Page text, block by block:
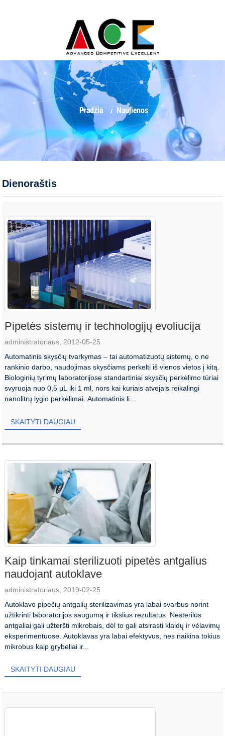
Pradžia Naujienos
Dienoraštis
Pipetės sistemų ir technologijų evoliucija
administratoriaus, 2012-05-25
Automatinis skysčių tvarkymas – tai automatizuotų sistemų, o ne
rankinio darbo, naudojimas skysčiams perkelti iš vienos vietos į kitą.
Biologinių tyrimų laboratorijose standartiniai skysčių perkėlimo tūriai
svyruoja nuo 0,5 μL iki 1 ml, nors kai kuriais atvejais reikalingi
nanolitrų lygio perkėlimai. Automatinis li...
SKAITYTI DAUGIAU
Kaip tinkamai sterilizuoti pipetės antgalius
naudojant autoklave
administratoriaus, 2019-02-25
Autoklavo pipečių antgalių sterilizavimas yra labai svarbus norint
užtikrinti laboratorijos saugumą ir tikslius rezultatus. Nesterilūs
antgaliai gali užteršti mikrobais, dėl to gali atsirasti klaidų ir vėlavimų
eksperimentuose. Autoklavas yra labai efektyvus, nes naikina tokius
mikrobus kaip grybeliai ir...
SKAITYTI DAUGIAU